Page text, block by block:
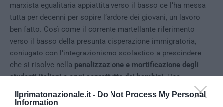
Ilprimatonazionale.it - Do Not Process My Personal
Information
marxista egualitaria appiattita verso il basso ce l’ha messa
tutta per decenni per sopire l’ardore dei giovani, un lavoro
ben fatto. Così come il corrente martellante riferimento
verso il basso della presunta disperazione immigratoria,
coniugato con l’integrazionismo scolastico a prescindere
che si risolve nella penalizzazione e mortificazione degli
studenti italiani e oggi soprattutto dei bambini. Una